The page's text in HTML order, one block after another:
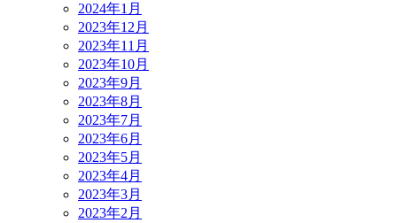
2024年1月
2023年12月
2023年11月
2023年10月
2023年9月
2023年8月
2023年7月
2023年6月
2023年5月
2023年4月
2023年3月
2023年2月